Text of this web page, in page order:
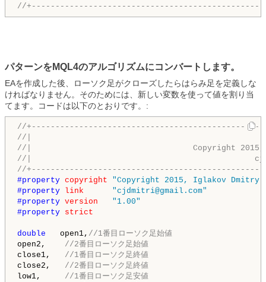
//
パターンをMQL4のアルゴリズムにコンバートします。
EAを作成した後、ローソク足がクローズしたらはらみ足を定義しな
ければなりません。そのためには、新しい変数を使って値を割り当
てます。コードは以下のとおりです。:
//
//|
//|                                  Copyright
//|
//
#property copyright
"Copyright 2015, Iglakov
#property link
"cjdmitri@gmail.com"
#property version
"1.00"
#property strict
double open1, //1番目ローソク足始値
open2, //2番目ローソク足始値
close1, //1番目ローソク足終値
close2, //2番目ローソク足終値
low1, //1番目ローソク足安値